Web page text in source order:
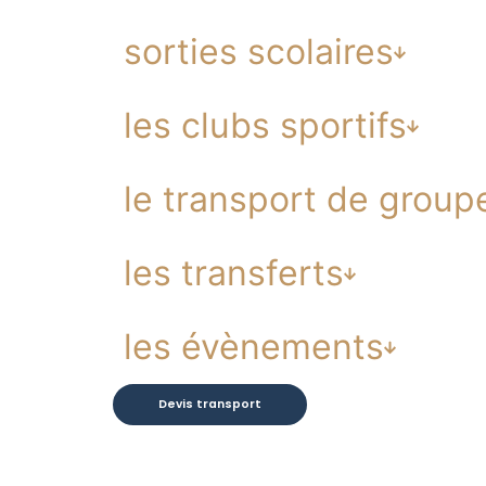
sorties scolaires
les clubs sportifs
le transport de
les transferts
les évènements
Devis transport